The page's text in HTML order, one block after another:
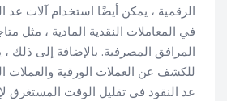
الرقمية ، يمكن أيضًا استخدام آلات عد
في المعاملات النقدية المادية ، مثل
المرافق المصرفية. بالإضافة إلى ذلك
للكشف عن العملات الورقية والعملات
عد النقود في تقليل الوقت المستغرق